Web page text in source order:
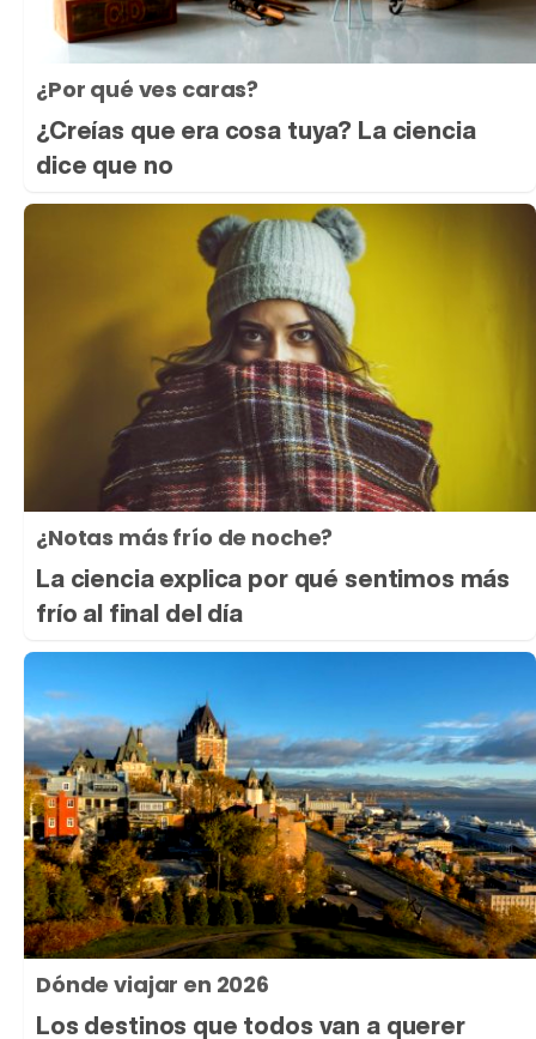
¿Por qué ves caras?
¿Creías que era cosa tuya? La ciencia
dice que no
¿Notas más frío de noche?
La ciencia explica por qué sentimos más
frío al final del día
Dónde viajar en 2026
Los destinos que todos van a querer